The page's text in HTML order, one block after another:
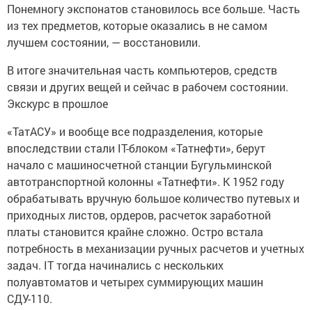
Понемногу экспонатов становилось все больше. Часть
из тех предметов, которые оказались в не самом
лучшем состоянии, — восстановили.
В итоге значительная часть компьютеров, средств
связи и других вещей и сейчас в рабочем состоянии.
Экскурс в прошлое
«ТатАСУ» и вообще все подразделения, которые
впоследствии стали IT-блоком «Татнефти», берут
начало с машиносчетной станции Бугульминской
автотранспортной колонны «Татнефти». К 1952 году
обрабатывать вручную большое количество путевых и
приходных листов, ордеров, расчеток заработной
платы становится крайне сложно. Остро встала
потребность в механизации ручных расчетов и учетных
задач. IT тогда начинались с нескольких
полуавтоматов и четырех суммирующих машин
СДУ-110.